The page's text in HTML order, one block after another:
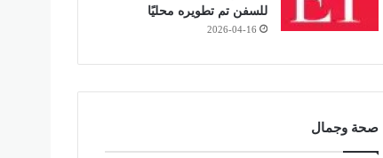
للسفن تم تطويره محليًا
2026-04-16
صحة وجمال